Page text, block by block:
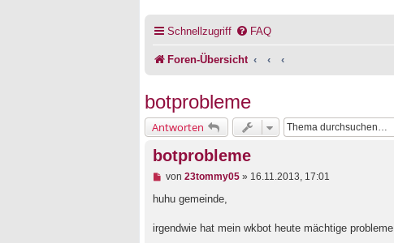
Schnellzugriff FAQ
Foren-Übersicht
botprobleme
Antworten
botprobleme
U
g
e
von 23tommy05» 16.11.2013, 17:01
huhu gemeinde,
irgendwie hat mein wkbot heute mächtige probleme